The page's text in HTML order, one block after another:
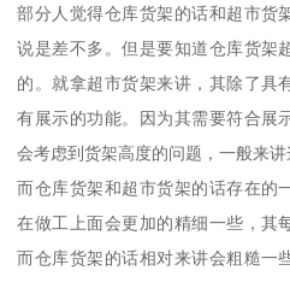
部分人觉得仓库货架的话和超市货
说是差不多。但是要知道仓库货架
的。就拿超市货架来讲，其除了具
有展示的功能。因为其需要符合展
会考虑到货架高度的问题，一般来讲
而仓库货架和超市货架的话存在的
在做工上面会更加的精细一些，其
而仓库货架的话相对来讲会粗糙一